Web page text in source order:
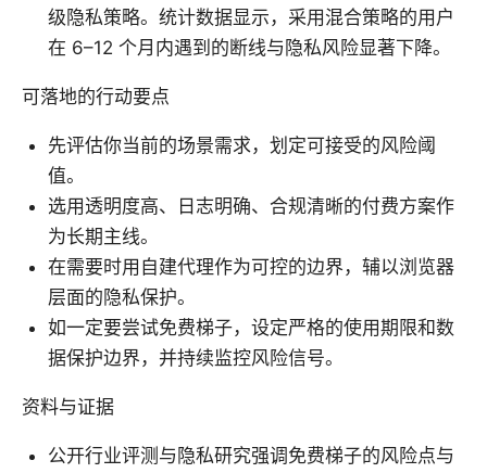
级隐私策略。统计数据显示，采用混合策略的用户
在 6–12 个月内遇到的断线与隐私风险显著下降。
可落地的行动要点
先评估你当前的场景需求，划定可接受的风险阈
值。
选用透明度高、日志明确、合规清晰的付费方案作
为长期主线。
在需要时用自建代理作为可控的边界，辅以浏览器
层面的隐私保护。
如一定要尝试免费梯子，设定严格的使用期限和数
据保护边界，并持续监控风险信号。
资料与证据
公开行业评测与隐私研究强调免费梯子的风险点与